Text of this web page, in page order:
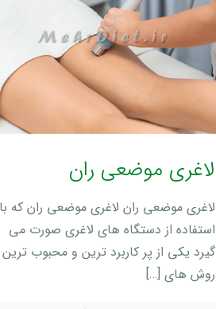
لاغری موضعی ران
لاغری موضعی ران لاغری موضعی ران که با
استفاده از دستگاه های لاغری صورت می
گیرد یکی از پر کاربرد ترین و محبوب ترین
روش های[…]